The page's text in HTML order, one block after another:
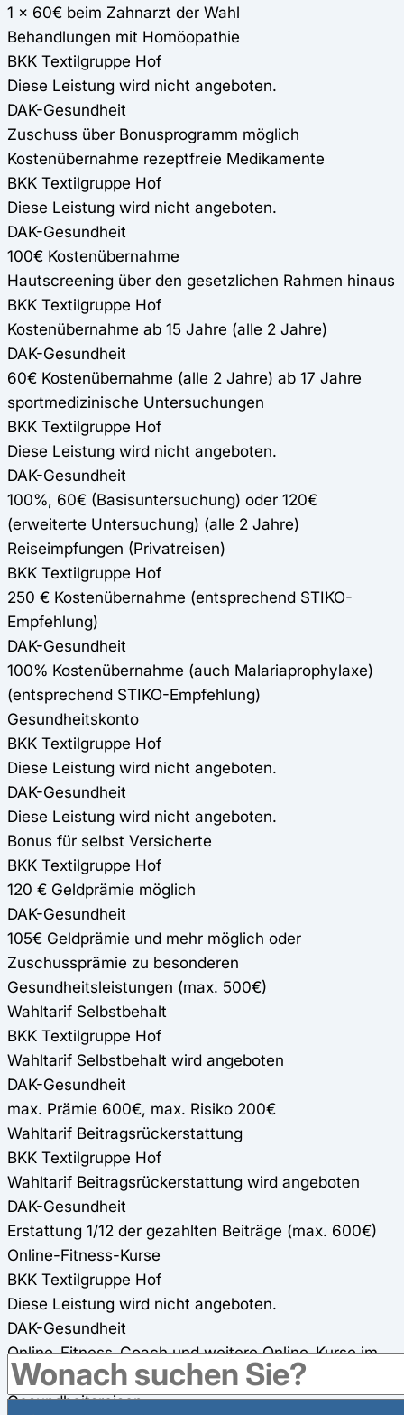
1 x 60€ beim Zahnarzt der Wahl
Behandlungen mit Homöopathie
BKK Textilgruppe Hof
Diese Leistung wird nicht angeboten.
DAK-Gesundheit
Zuschuss über Bonusprogramm möglich
Kostenübernahme rezeptfreie Medikamente
BKK Textilgruppe Hof
Diese Leistung wird nicht angeboten.
DAK-Gesundheit
100€ Kostenübernahme
Hautscreening über den gesetzlichen Rahmen hinaus
BKK Textilgruppe Hof
Kostenübernahme ab 15 Jahre (alle 2 Jahre)
DAK-Gesundheit
60€ Kostenübernahme (alle 2 Jahre) ab 17 Jahre
sportmedizinische Untersuchungen
BKK Textilgruppe Hof
Diese Leistung wird nicht angeboten.
DAK-Gesundheit
100%, 60€ (Basisuntersuchung) oder 120€
(erweiterte Untersuchung) (alle 2 Jahre)
Reiseimpfungen (Privatreisen)
BKK Textilgruppe Hof
250 € Kostenübernahme (entsprechend STIKO-
Empfehlung)
DAK-Gesundheit
100% Kostenübernahme (auch Malariaprophylaxe)
(entsprechend STIKO-Empfehlung)
Gesundheitskonto
BKK Textilgruppe Hof
Diese Leistung wird nicht angeboten.
DAK-Gesundheit
Diese Leistung wird nicht angeboten.
Bonus für selbst Versicherte
BKK Textilgruppe Hof
120 € Geldprämie möglich
DAK-Gesundheit
105€ Geldprämie und mehr möglich oder
Zuschussprämie zu besonderen
Gesundheitsleistungen (max. 500€)
Wahltarif Selbstbehalt
BKK Textilgruppe Hof
Wahltarif Selbstbehalt wird angeboten
DAK-Gesundheit
max. Prämie 600€, max. Risiko 200€
Wahltarif Beitragsrückerstattung
BKK Textilgruppe Hof
Wahltarif Beitragsrückerstattung wird angeboten
DAK-Gesundheit
Erstattung 1/12 der gezahlten Beiträge (max. 600€)
Online-Fitness-Kurse
BKK Textilgruppe Hof
Diese Leistung wird nicht angeboten.
DAK-Gesundheit
Online-Fitness-Coach und weitere Online-Kurse im
Bereich Bewegung (100%)
Gesundheitsreisen